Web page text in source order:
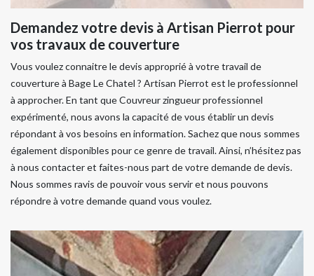
Demandez votre devis à Artisan Pierrot pour
vos travaux de couverture
Vous voulez connaitre le devis approprié à votre travail de
couverture à Bage Le Chatel ? Artisan Pierrot est le professionnel
à approcher. En tant que Couvreur zingueur professionnel
expérimenté, nous avons la capacité de vous établir un devis
répondant à vos besoins en information. Sachez que nous sommes
également disponibles pour ce genre de travail. Ainsi, n’hésitez pas
à nous contacter et faites-nous part de votre demande de devis.
Nous sommes ravis de pouvoir vous servir et nous pouvons
répondre à votre demande quand vous voulez.